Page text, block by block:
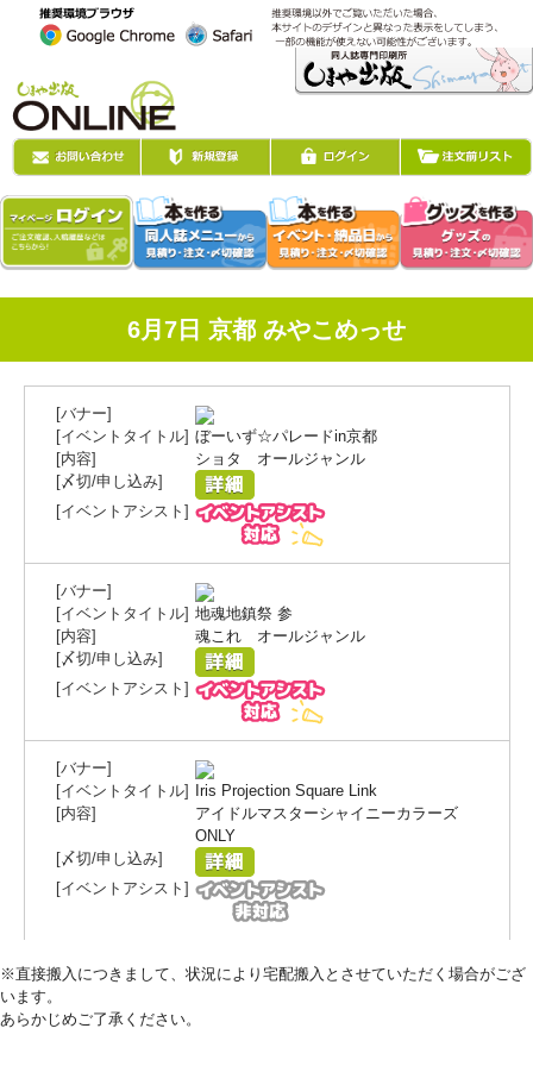
6月7日 京都 みやこめっせ
ぼーいず☆パレードin京都
ショタ オールジャンル
地魂地鎮祭 参
魂これ オールジャンル
Iris Projection Square Link
アイドルマスターシャイニーカラーズ
ONLY
※直接搬入につきまして、状況により宅配搬入とさせていただく場合がござ
います。
あらかじめご了承ください。